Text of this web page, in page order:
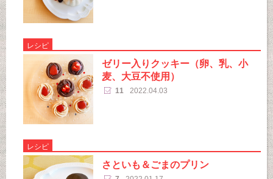
レシピ
ゼリー入りクッキー（卵、乳、小
麦、大豆不使用）
11 2022.04.03
レシピ
さといも＆ごまのプリン